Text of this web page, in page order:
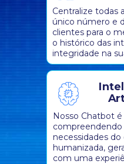
Centralize todas
único número e
clientes para o
o histórico das
integridade na
Nosso Chatbot
necessidades
humanizada,
com uma